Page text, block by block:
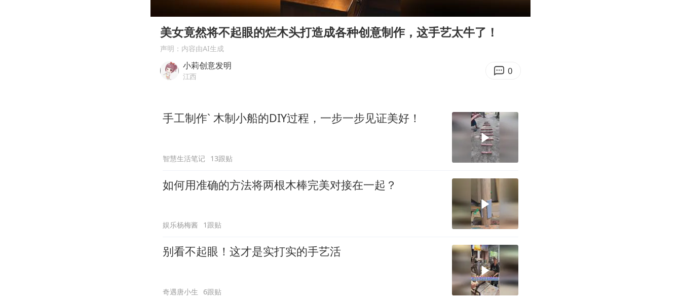
嘲讽周星驰无儿女没朋友 李修贤道歉
董路致歉：泰国10岁黑人父母是伪造的
美女竟然将不起眼的烂木头打造成各种创意制作，这手艺太牛了！
声明：内容由AI生成
小莉创意发明
江西 0
手工制作` 木制小船的DIY过程，一步一步见证美好！
智慧生活笔记 13跟贴
如何用准确的方法将两根木棒完美对接在一起？
娱乐杨梅酱 1跟贴
别看不起眼！这才是实打实的手艺活
奇遇唐小生 6跟贴